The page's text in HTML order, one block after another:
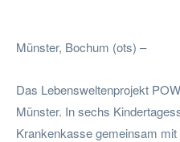
Münster, Bochum (ots) –
Das Lebensweltenprojekt
Münster. In sechs
Krankenkasse gemeinsam